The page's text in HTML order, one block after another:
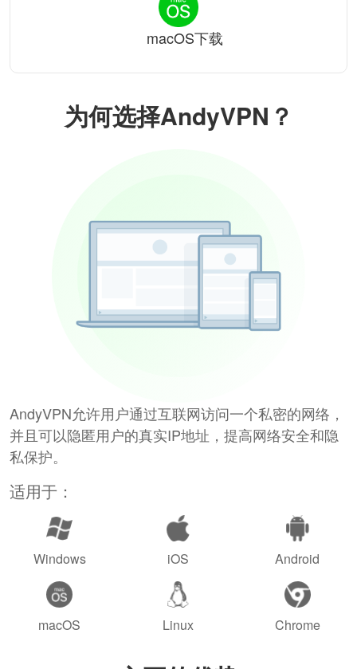
为何选择AndyVPN？
AndyVPN允许用户通过互联网访问一个私密的网络，
并且可以隐匿用户的真实IP地址，提高网络安全和隐
私保护。
适用于：
Windows iOS Android
macOS Linux Chrome
macOS下载